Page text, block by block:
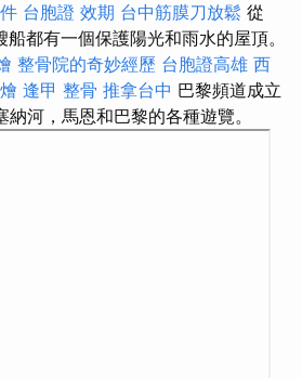
台胞證 效期 台中筋膜刀放鬆 從
都有一個保護陽光和雨水的屋頂。
整骨院的奇妙經歷 台胞證高雄 西
逢甲 整骨 推拿台中 巴黎頻道成立
河，馬恩和巴黎的各種遊覽。